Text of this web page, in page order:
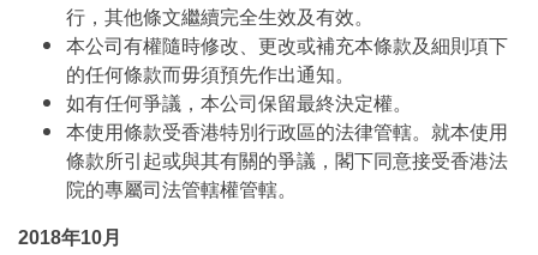
行，其他條文繼續完全生效及有效。
本公司有權隨時修改、更改或補充本條款及細則項下
的任何條款而毋須預先作出通知。
如有任何爭議，本公司保留最終決定權。
本使用條款受香港特別行政區的法律管轄。就本使用
條款所引起或與其有關的爭議，閣下同意接受香港法
院的專屬司法管轄權管轄。
2018年10月